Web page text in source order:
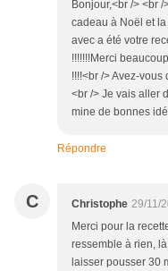
Bonjour,<br /> <br
cadeau à Noël et
avec a été votre
!!!!!!!Merci
!!!!<br /> Avez-
<br /> Je vais aller
mine de bonnes
Répondre
C Christophe 29/11/
Merci pour la
ressemble à rien,
laisser pousser 30